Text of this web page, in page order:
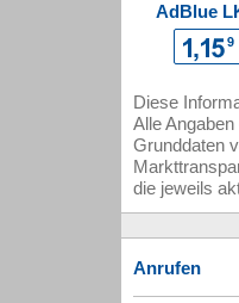
AdBlue
Diese
Alle
Grunddaten
die jeweils
Anrufen